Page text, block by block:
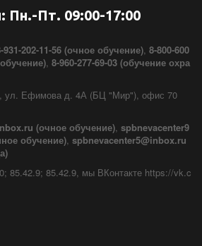
Пн.-Пт. 09:00-17:00
931-202-11-56 (очное обучение), 8-800-600
, 8-960-277-69-03 (обучение охра
, ул. Ефимова д. 4А (БЦ "Мир"), офис 70
(очное обучение), spbnevacenter9
обучение), spbnevacenter5@inbox.ru
85.42.9; 85.42.9, мы ВКонтакте https://vk.c